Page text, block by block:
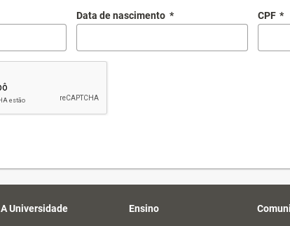
Data de nascimento * CPF *
A Universidade Ensino